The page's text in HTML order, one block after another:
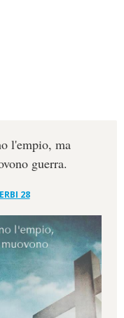
l'empio, ma
guerra.
28